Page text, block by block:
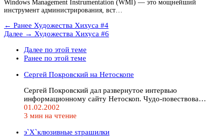
Windows Management Instrumentation (WMI) — это мощнейший
инструмент администрирования, вст…
← Ранее Художества Хихуса #4
Далее → Художества Хихуса #6
Далее по этой теме
Ранее по этой теме
Сергей Покровский на Нетоскопе
Сергей Покровский дал развернутое интервью
информационному сайту Нетоскоп. Чудо-повествова…
01.02.2002
3 мин на чтение
э`X`клюзивные sтрашилки